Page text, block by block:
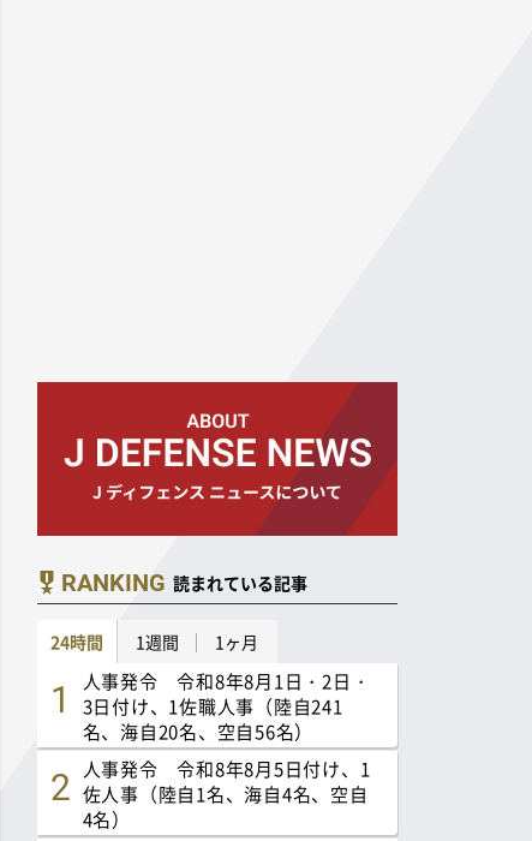
RANKING 読まれている記事
24時間 1週間 1ヶ月
人事発令 令和8年8月1日・2日・
3日付け、1佐職人事（陸自241
名、海自20名、空自56名）
人事発令 令和8年8月5日付け、1
佐人事（陸自1名、海自4名、空自
4名）